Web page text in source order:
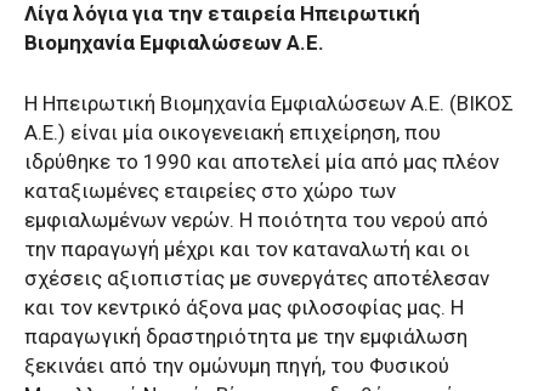
Λίγα λόγια για την εταιρεία Ηπειρωτική
Βιομηχανία Εμφιαλώσεων Α.Ε.
Η Ηπειρωτική Βιομηχανία Εμφιαλώσεων Α.Ε. (ΒΙΚΟΣ
Α.Ε.) είναι μία οικογενειακή επιχείρηση, που
ιδρύθηκε το 1990 και αποτελεί μία από μας πλέον
καταξιωμένες εταιρείες στο χώρο των
εμφιαλωμένων νερών. Η ποιότητα του νερού από
την παραγωγή μέχρι και τον καταναλωτή και οι
σχέσεις αξιοπιστίας με συνεργάτες αποτέλεσαν
και τον κεντρικό άξονα μας φιλοσοφίας μας. Η
παραγωγική δραστηριότητα με την εμφιάλωση
ξεκινάει από την ομώνυμη πηγή, του Φυσικού